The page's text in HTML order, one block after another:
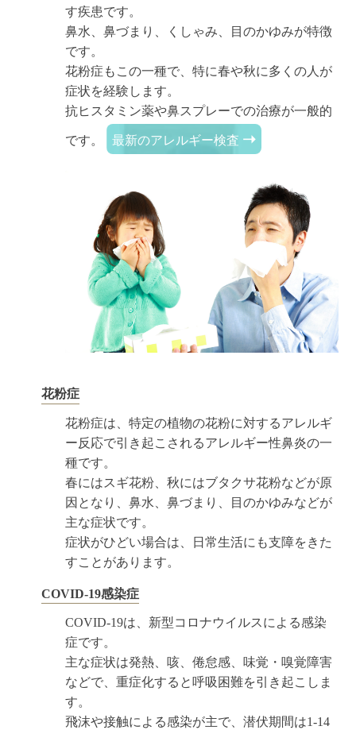
す疾患です。
鼻水、鼻づまり、くしゃみ、目のかゆみが特徴
です。
花粉症もこの一種で、特に春や秋に多くの人が
症状を経験します。
抗ヒスタミン薬や鼻スプレーでの治療が一般的
です。 最新のアレルギー検査 ➝
花粉症
花粉症は、特定の植物の花粉に対するアレルギ
ー反応で引き起こされるアレルギー性鼻炎の一
種です。
春にはスギ花粉、秋にはブタクサ花粉などが原
因となり、鼻水、鼻づまり、目のかゆみなどが
主な症状です。
症状がひどい場合は、日常生活にも支障をきた
すことがあります。
COVID-19感染症
COVID-19は、新型コロナウイルスによる感染
症です。
主な症状は発熱、咳、倦怠感、味覚・嗅覚障害
などで、重症化すると呼吸困難を引き起こしま
す。
飛沫や接触による感染が主で、潜伏期間は1-14